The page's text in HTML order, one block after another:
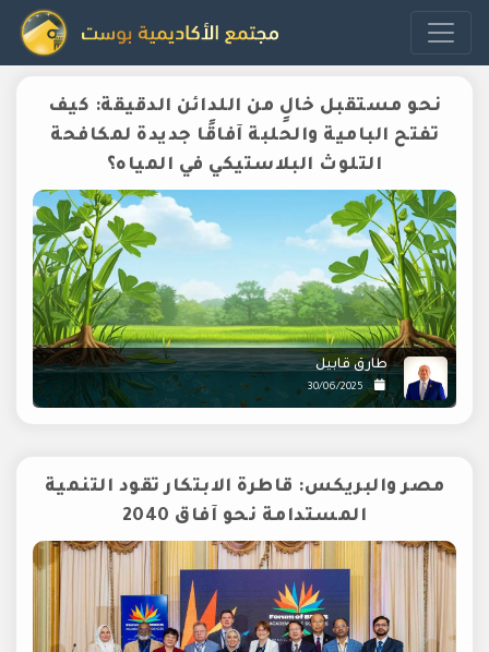
نحو مستقبل خالٍ من اللدائن الدقيقة: كيف
تفتح البامية والحلبة آفاقًا جديدة لمكافحة
التلوث البلاستيكي في المياه؟
طارق قابيل
30/06/2025
مصر والبريكس: قاطرة الابتكار تقود التنمية
المستدامة نحو آفاق 2040